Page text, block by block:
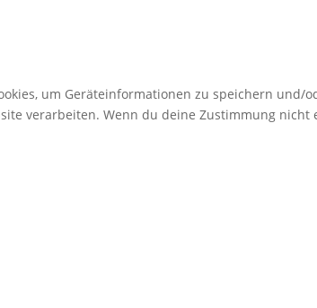
um Geräteinformationen zu speichern
verarbeiten. Wenn du deine Zustimmung